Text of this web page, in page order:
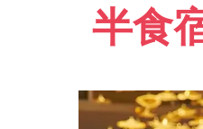
半食